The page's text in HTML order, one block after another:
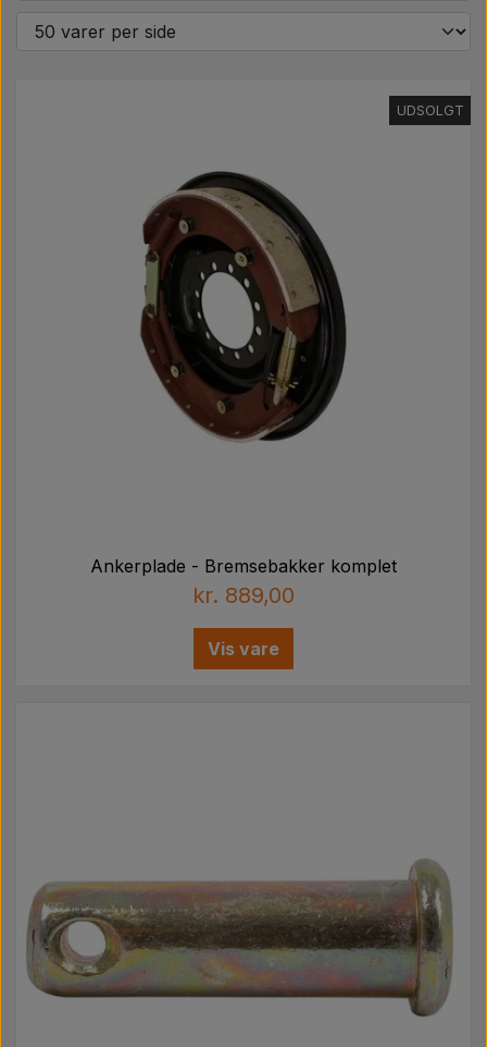
Værksted/ Værktøj
Tilbud
UDSOLGT
Ankerplade - Bremsebakker komplet
kr. 889,00
Vis vare